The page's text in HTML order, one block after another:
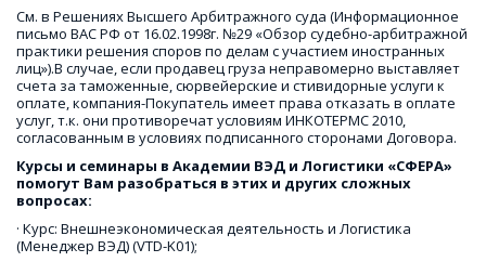
См. в Решениях Высшего Арбитражного суда (Информационное
письмо ВАС РФ от 16.02.1998г. №29 «Обзор судебно-арбитражной
практики решения споров по делам с участием иностранных
лиц»).В случае, если продавец груза неправомерно выставляет
счета за таможенные, сюрвейерские и стивидорные услуги к
оплате, компания-Покупатель имеет права отказать в оплате
услуг, т.к. они противоречат условиям ИНКОТЕРМС 2010,
согласованным в условиях подписанного сторонами Договора.
Курсы и семинары в Академии ВЭД и Логистики «СФЕРА»
помогут Вам разобраться в этих и других сложных
вопросах:
· Курс: Внешнеэкономическая деятельность и Логистика
(Менеджер ВЭД) (VTD-K01);